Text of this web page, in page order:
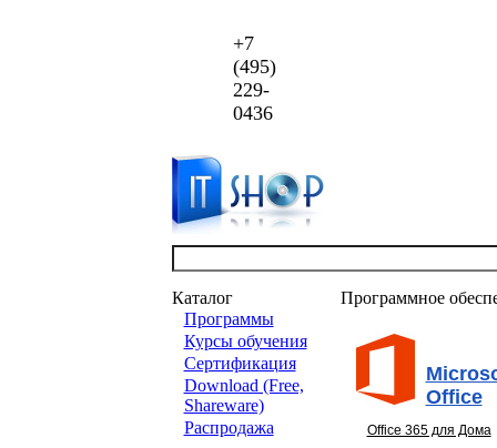
+7
(495)
229-
0436
Каталог
Программы
Курсы обучения
Сертификация
Download (Free,
Shareware)
Распродажа
Программное
Office
Office 365 для Дома